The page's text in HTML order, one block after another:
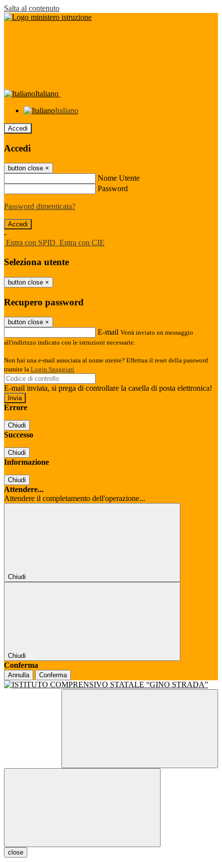
Salta al contenuto
Italiano
Italiano
Accedi
Accedi
button close ×
Nome Utente
Password
Password dimenticata?
-
Entra con SPID Entra con CIE
Seleziona utente
button close ×
Recupero password
button close ×
E-mail Verrà inviato un messaggio
all'indirizzo indicato con le istruzioni necessarie.
Non hai una e-mail associata al nome utente? Effettua il reset della password
tramite la Login Spaggiari
E-mail inviata, si prega di controllare la casella di posta elettronica!
Errore
Chiudi
Successo
Chiudi
Informazione
Chiudi
Attendere...
Attendere il completamento dell'operazione...
Chiudi
Chiudi
Conferma
Annulla Conferma
close